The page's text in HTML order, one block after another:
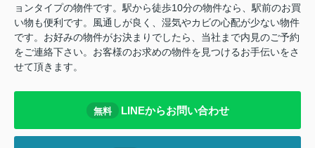
ョンタイプの物件です。駅から徒歩10分の物件なら、駅前のお買
い物も便利です。風通しが良く、湿気やカビの心配が少ない物件
です。お好みの物件がお決まりでしたら、当社まで内見のご予約
をご連絡下さい。お客様のお求めの物件を見つけるお手伝いをさ
せて頂きます。
無料 LINEからお問い合わせ